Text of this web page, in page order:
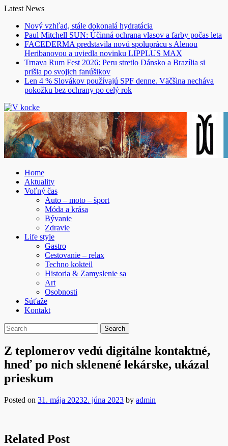
Skip
content
Latest News
Nový vzhľad, stále dokonalá hydratácia
Paul Mitchell SUN: Účinná ochrana vlasov a farby počas leta
FACEDERMA predstavila novú spoluprácu s Alenou
Heribanovou a uviedla novinku LIPPLUS MAX
Trnava Rum Fest 2026: Peru stretlo Dánsko a Brazília si
prišla po svojich fanúšikov
Len 4 % Slovákov používajú SPF denne. Väčšina necháva
pokožku bez ochrany po celý rok
Home
Aktuality
Voľný čas
Auto – moto – šport
Móda a krása
Bývanie
Zdravie
Life style
Gastro
Cestovanie – relax
Techno kokteil
Historia & Zamyslenie sa
Art
Osobnosti
Súťaže
Kontakt
Z teplomerov vedú digitálne kontaktné,
hneď po nich sklenené lekárske, ukázal
prieskum
Posted on 31. mája 20232. júna 2023 by admin
Related Post